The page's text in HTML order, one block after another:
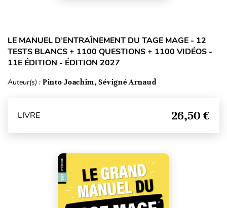
LE MANUEL D’ENTRAÎNEMENT DU TAGE MAGE - 12
TESTS BLANCS + 1100 QUESTIONS + 1100 VIDÉOS -
11E ÉDITION - ÉDITION 2027
Auteur(s) : Pinto Joachim, Sévigné Arnaud
LIVRE 26,50 €